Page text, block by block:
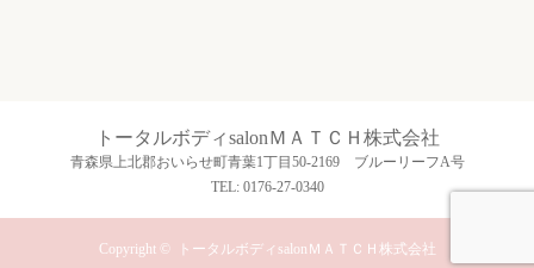
トータルボディsalonＭＡＴＣＨ株式会社
青森県上北郡おいらせ町青葉1丁目50-2169 ブルーリーフA号
TEL: 0176-27-0340
Copyright © トータルボディsalonＭＡＴＣＨ株式会社